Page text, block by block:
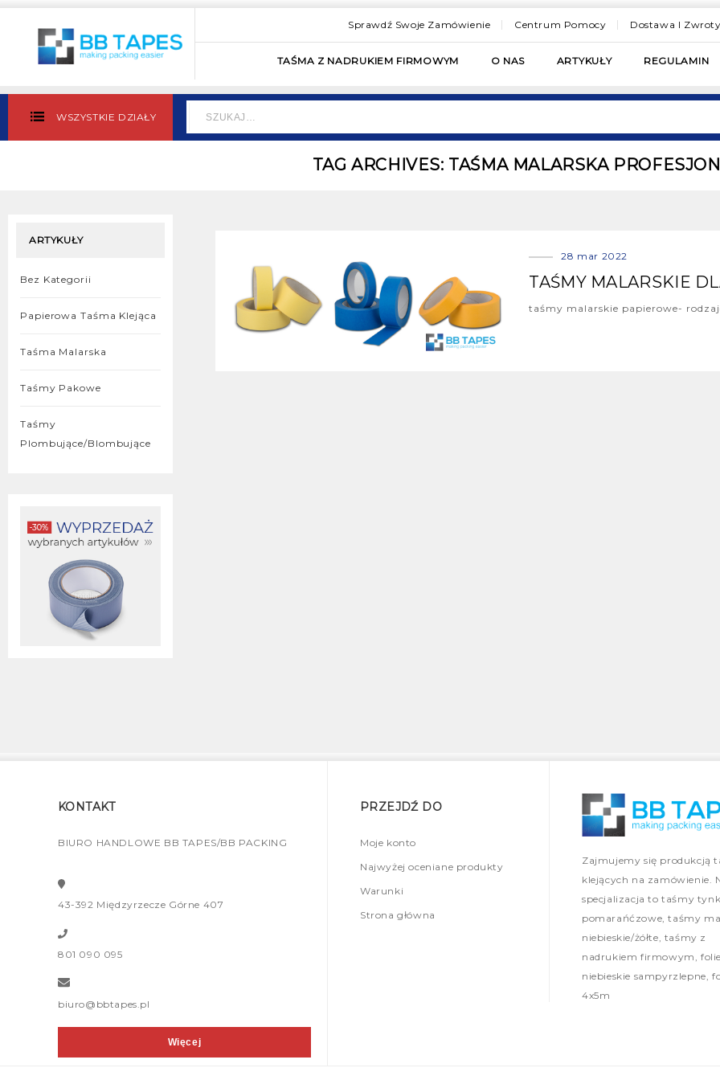
Sprawdź Swoje Zamówienie Centrum Pomocy Dostawa I Zwroty
TAŚMA Z NADRUKIEM FIRMOWYM O NAS ARTYKUŁY REGULAMIN
WSZYSTKIE DZIAŁY
TAG ARCHIVES: TAŚMA MALARSKA
28 mar 2022
TAŚMY MALARSKIE
taśmy malarskie papierowe-
ARTYKUŁY
Bez Kategorii
Papierowa Taśma Klejąca
Taśma Malarska
Taśmy Pakowe
Taśmy
Plombujące/blombujące
KONTAKT
BIURO HANDLOWE BB TAPES/BB PACKING
43-392 Międzyrzecze Górne 407
801 090 095
biuro@bbtapes.pl
Więcej
PRZEJDŹ DO
Moje konto
Najwyżej oceniane produkty
Warunki
Strona główna
Zajmujemy się produkcją
klejących na zamówienie.
specjalizacja to taśmy
pomarańćzowe, taśmy
niebieskie/żółte, taśmy z
nadrukiem firmowym, folie
niebieskie sampyrzlepne,
4x5m